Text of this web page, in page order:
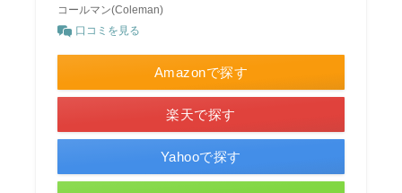
コールマン(Coleman)
口コミを見る
Amazonで探す
楽天で探す
Yahooで探す